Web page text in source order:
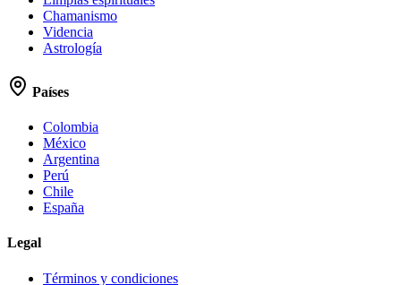
Chamanismo
Videncia
Astrología
Países
Colombia
México
Argentina
Perú
Chile
España
Legal
Términos y condiciones